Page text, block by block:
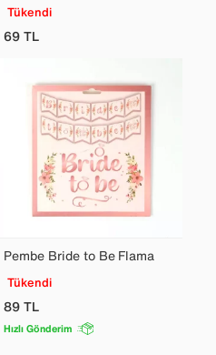
Tükendi
69TL
Pembe Bride to Be Flama
Tükendi
89TL
Hızlı Gönderim